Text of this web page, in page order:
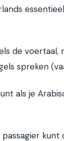
de
spreken
als je
kunt